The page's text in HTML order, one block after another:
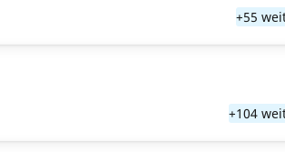
+55
+104